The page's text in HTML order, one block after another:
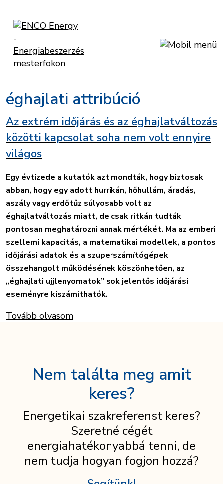
éghajlati attribúció
Az extrém időjárás és az éghajlatváltozás
közötti kapcsolat soha nem volt ennyire
világos
Egy évtizede a kutatók azt mondták, hogy biztosak
abban, hogy egy adott hurrikán, hőhullám, áradás,
aszály vagy erdőtűz súlyosabb volt az
éghajlatváltozás miatt, de csak ritkán tudták
pontosan meghatározni annak mértékét. Ma az emberi
szellemi kapacitás, a matematikai modellek, a pontos
időjárási adatok és a szuperszámítógépek
összehangolt működésének köszönhetően, az
„éghajlati ujjlenyomatok” sok jelentős időjárási
eseményre kiszámíthatók.
Tovább olvasom
Nem találta meg amit
keres?
Energetikai szakreferenst keres?
Szeretné cégét
energiahatékonyabbá tenni, de
nem tudja hogyan fogjon hozzá?